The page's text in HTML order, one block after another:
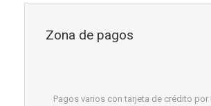
Zona de pagos
Pagos varios con tarjeta de crédito por